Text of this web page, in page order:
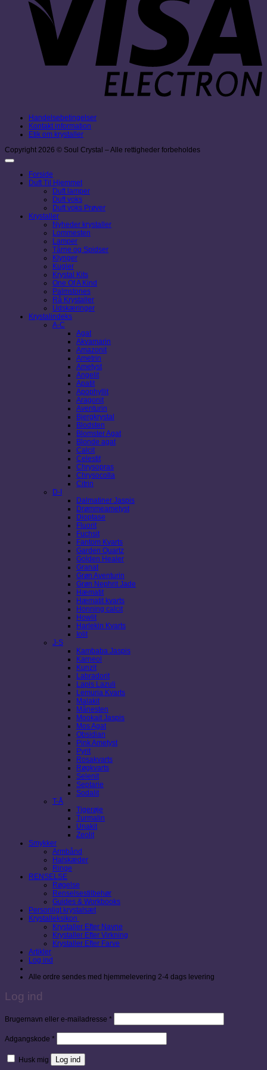
Handelsebetingelser
Kontakt information
Etik om krystaller
Copyright 2026 © Soul Crystal – Alle rettigheder forbeholdes
Forside
Duft Til Hjemmet
Duft lamper
Duft voks
Duft voks Prøver
Krystaller
Nyheder krystaller
Lommesten
Lamper
Tårne og Spidser
Klynger
Kugler
Krystal Kits
One Of A Kind
Palmstones
Rå Krystaller
Udskæringer
Krystalindeks
A-C
Agat
Akvamarin
Amazonit
Ametrin
Ametyst
Angelit
Apatit
Apophyllit
Aragonit
Aventurin
Bjergkrystal
Blodsten
Blomster Agat
Blonde agat
Calcit
Celestit
Chrysopras
Chrysocolla
Citrin
D-I
Dalmatiner Jaspis
Drømmeametyst
Dioptase
Fluorit
Fuchsit
Fantom Kvarts
Garden Quartz
Golden Healer
Granat
Grøn Aventurin
Grøn Nephrit Jade
Hæmatit
Hæmatit kvarts
Honning calcit
Howlit
Harlekin Kvarts
Iolit
J-S
Kambaba Jaspis
Karneol
Kunzit
Labradorit
Lapis Lazuli
Lemuria Kvarts
Malakit
Månesten
Mookait Jaspis
Mos Agat
Obsidian
Pink Ametyst
Pyrit
Rosakvarts
Røgkvarts
Selenit
Septarie
Sodalit
T-Å
Tigerøje
Turmalin
Unakit
Zeolit
Smykker
Armbånd
Halskæder
Ringe
RENSELSE
Røgelse
Renselsestilbehør
Guides & Workbooks
Personligt krystalsæt
Krystalleksikon
Krystaller Efter Navne
Krystaller Efter Virkning
Krystaller Efter Farve
Artikler
Log ind
Alle ordre sendes med hjemmelevering 2-4 dags levering
Log ind
Brugernavn eller e-mailadresse *Påkrævet
Adgangskode *Påkrævet
Husk mig Log ind